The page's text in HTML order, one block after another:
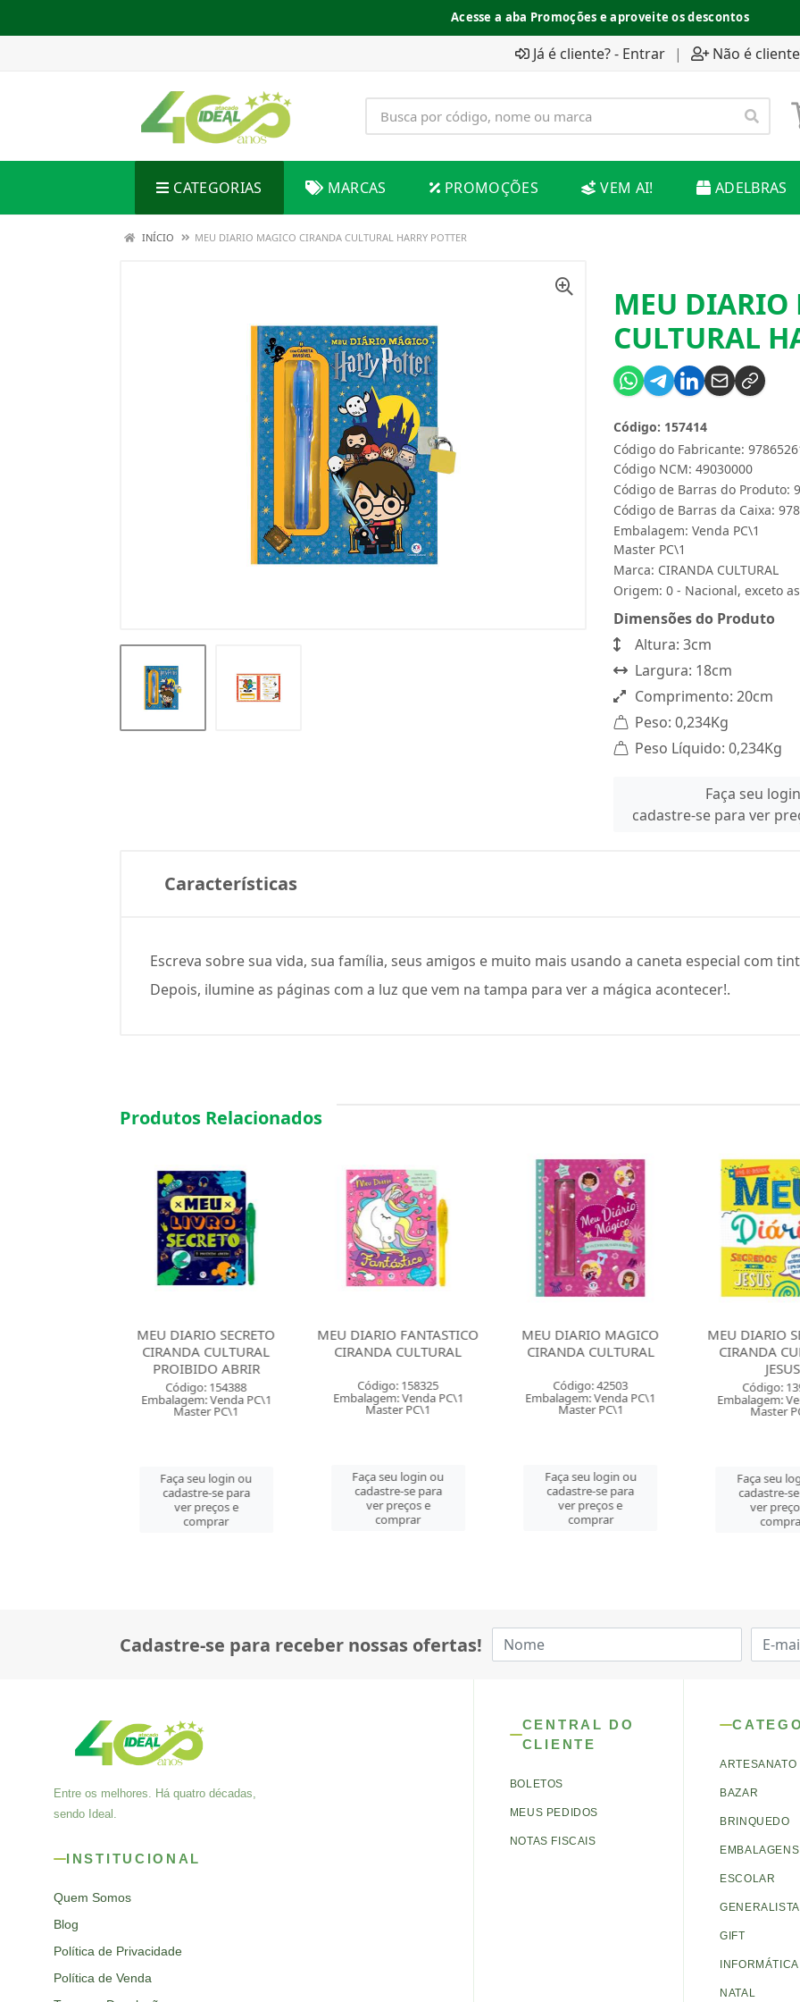
Acesse a aba Promoções e aproveite os descontos
Já é cliente? - Entrar | Não é
CATEGORIAS MARCAS PROMOÇÕES VEM AI! ADELBRAS
INÍCIO MEU DIARIO MAGICO CIRANDA CULTURAL HARRY POTTER
MEU DIARIO
CULTURAL
Código do Fabricante:
Código: 157414
Código NCM: 49030000
Código de Barras do Produto:
Código de Barras da Caixa:
Embalagem: Venda PC\1
Master PC\1
Marca: CIRANDA CULTURAL
Origem: 0 - Nacional, exceto
Dimensões do Produto
Altura: 3cm
Largura: 18cm
Comprimento: 20cm
Peso: 0,234Kg
Peso Líquido: 0,234Kg
Faça seu
cadastre-se para ver
Características
Escreva sobre sua vida, sua família, seus amigos e muito mais usando a caneta especial com
Depois, ilumine as páginas com a luz que vem na tampa para ver a mágica acontecer!.
Produtos Relacionados
MEU DIARIO FANTASTICO
CIRANDA CULTURAL
Código: 158325
Embalagem: Venda PC\1
Master PC\1
Faça seu login ou
cadastre-se para
ver preços e
comprar
MEU DIARIO MAGICO
CIRANDA CULTURAL
Código: 42503
Embalagem: Venda PC\1
Master PC\1
Faça seu login ou
cadastre-se para
ver preços e
comprar
MEU DIARIO SEGREDOS
CIRANDA CULTURAL
Código: 139386
Embalagem: Venda PC\1
Master PC\1
Faça seu login ou
cadastre-se para
ver preços e
comprar
MEU DIARIO
CIRANDA
Código:
Embalagem:
Master
Faça seu
cadastre-
ver
Cadastre-se para receber nossas ofertas!
Entre os melhores. Há quatro décadas,
sendo Ideal.
INSTITUCIONAL
Quem Somos
Blog
Política de Privacidade
Política de Venda
CENTRAL DO
CLIENTE
BOLETOS
MEUS PEDIDOS
NOTAS FISCAIS
ARTESANATO
BAZAR
BRINQUEDO
ESCOLAR
GENERALISTA
GIFT
INFORMÁTICA
NATAL